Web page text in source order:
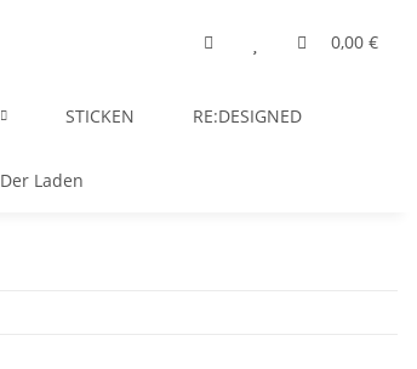
0,00 €
STICKEN RE:DESIGNED
Der Laden